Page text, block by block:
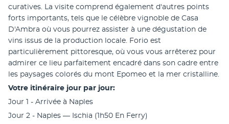
curatives. La visite comprend également d'autres points
forts importants, tels que le célèbre vignoble de Casa
D'Ambra où vous pourrez assister à une dégustation de
vins issus de la production locale. Forio est
particulièrement pittoresque, où vous vous arrêterez pour
admirer ce lieu parfaitement encadré dans son cadre entre
les paysages colorés du mont Epomeo et la mer cristalline.
Votre itinéraire jour par jour:
Jour 1 - Arrivée à Naples
Jour 2 - Naples — Ischia (1h50 En Ferry)